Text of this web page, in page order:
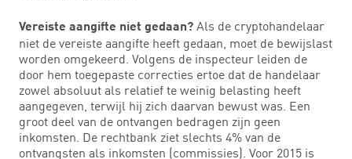
Vereiste aangifte niet gedaan? Als de cryptohandelaar
niet de vereiste aangifte heeft gedaan, moet de bewijslast
worden omgekeerd. Volgens de inspecteur leiden de
door hem toegepaste correcties ertoe dat de handelaar
zowel absoluut als relatief te weinig belasting heeft
aangegeven, terwijl hij zich daarvan bewust was. Een
groot deel van de ontvangen bedragen zijn geen
inkomsten. De rechtbank ziet slechts 4% van de
ontvangsten als inkomsten (commissies). Voor 2015 is